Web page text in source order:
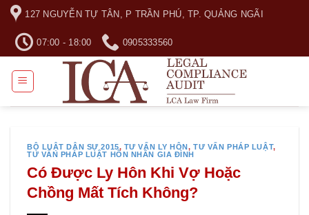
Skip
content
127 NGUYỄN TỰ TÂN, P TRẦN PHÚ, TP. QUẢNG NGÃI
07:00 - 18:00 0905333560
BỘ LUẬT DÂN SỰ 2015, TƯ VẤN LY HÔN,TƯ VẤN PHÁP LUẬT,
TƯ VẤN PHÁP LUẬT HÔN NHÂN GIA ĐÌNH
Có Được Ly Hôn Khi Vợ Hoặc
Chồng Mất Tích Không?